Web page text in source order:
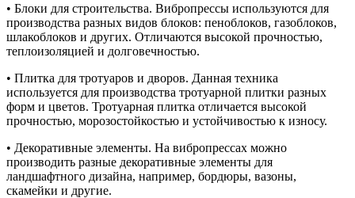
• Блоки для строительства. Вибропрессы используются для
производства разных видов блоков: пеноблоков, газоблоков,
шлакоблоков и других. Отличаются высокой прочностью,
теплоизоляцией и долговечностью.
• Плитка для тротуаров и дворов. Данная техника
используется для производства тротуарной плитки разных
форм и цветов. Тротуарная плитка отличается высокой
прочностью, морозостойкостью и устойчивостью к износу.
• Декоративные элементы. На вибропрессах можно
производить разные декоративные элементы для
ландшафтного дизайна, например, бордюры, вазоны,
скамейки и другие.